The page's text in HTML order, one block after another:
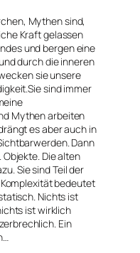
Mythen sind,
Kraft gelassen
und bergen eine
durch die inneren
sie unsere
sind immer
Mythen arbeiten
es aber auch in
Dann
Die alten
Sie sind Teil der
bedeutet
Nichts ist
ist wirklich
Ein